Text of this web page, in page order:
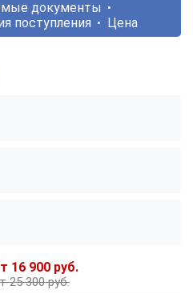
документы
поступления Цена
16 900 руб.
25 300 руб.